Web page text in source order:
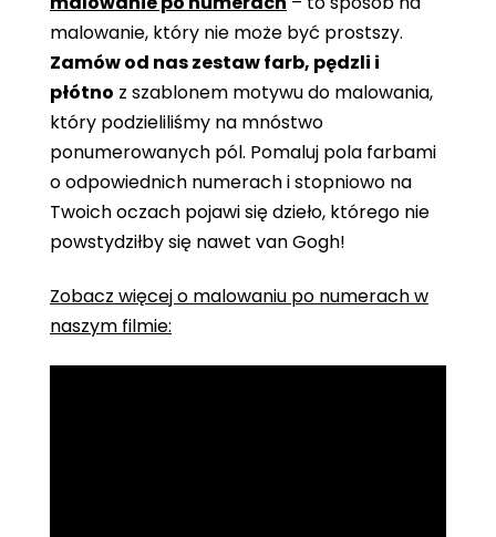
malowanie, który nie może być prostszy.
Zamów od nas zestaw farb, pędzli i
płótno z szablonem motywu do malowania,
który podzieliliśmy na mnóstwo
ponumerowanych pól. Pomaluj pola farbami
o odpowiednich numerach i stopniowo na
Twoich oczach pojawi się dzieło, którego nie
powstydziłby się nawet van Gogh!
Zobacz więcej o malowaniu po numerach w
naszym filmie: